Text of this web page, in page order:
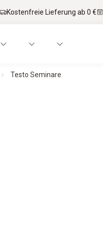
Kostenfreie Lieferung ab 0 €
Testo Seminare